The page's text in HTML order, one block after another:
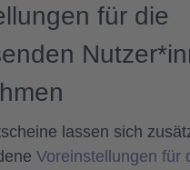
für die
lassen sich
Voreinstellungen für